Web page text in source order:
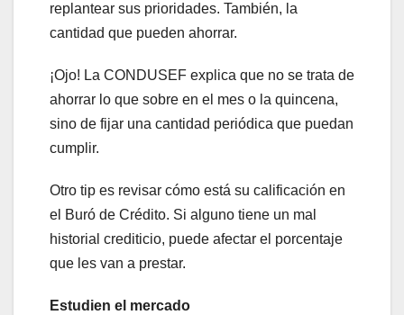
replantear sus prioridades. También, la
cantidad que pueden ahorrar.
¡Ojo! La CONDUSEF explica que no se trata de
ahorrar lo que sobre en el mes o la quincena,
sino de fijar una cantidad periódica que puedan
cumplir.
Otro tip es revisar cómo está su calificación en
el Buró de Crédito. Si alguno tiene un mal
historial crediticio, puede afectar el porcentaje
que les van a prestar.
Estudien el mercado